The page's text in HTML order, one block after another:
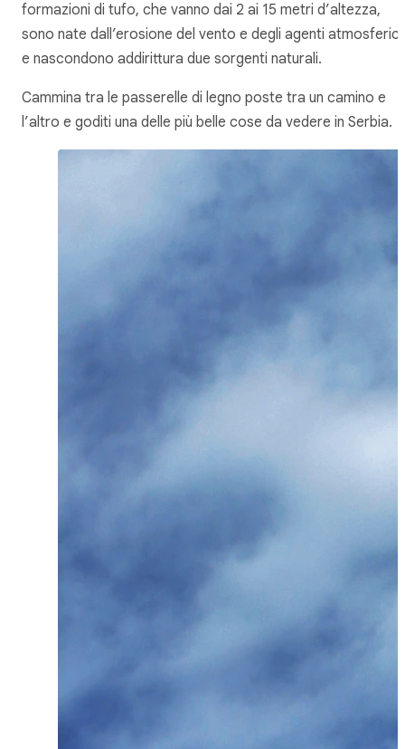
formazioni di tufo, che vanno dai 2 ai 15 metri d’altezza,
sono nate dall’erosione del vento e degli agenti atmosferici
e nascondono addirittura due sorgenti naturali.
Cammina tra le passerelle di legno poste tra un camino e
l’altro e goditi una delle più belle cose da vedere in Serbia.